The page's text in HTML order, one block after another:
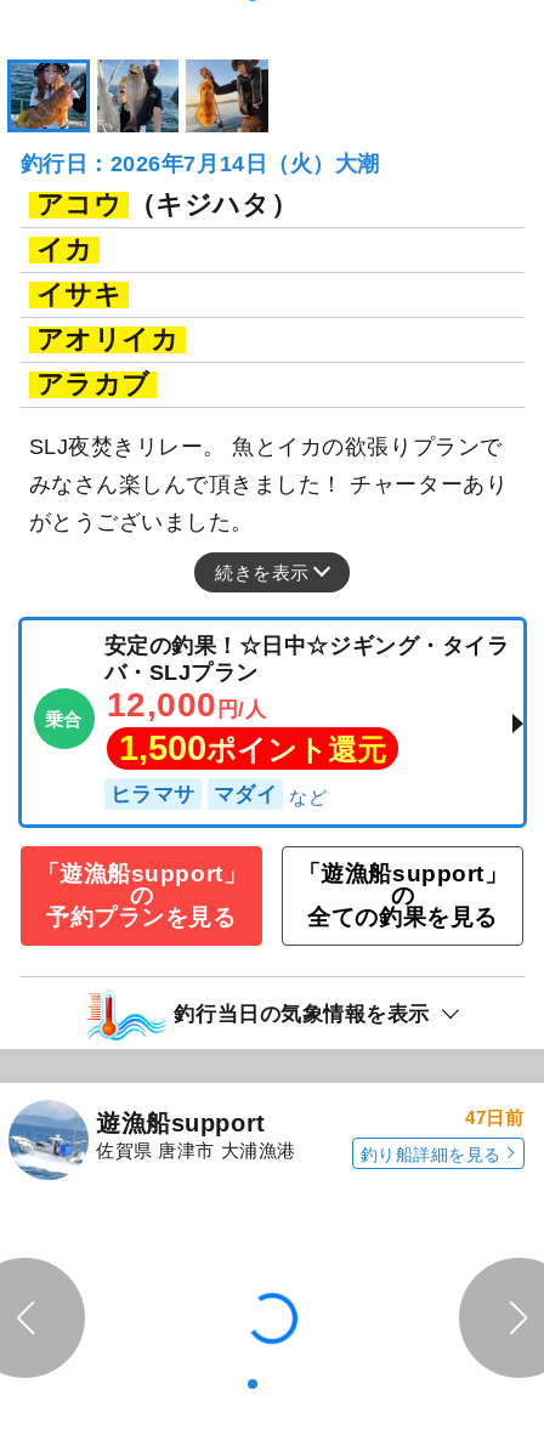
釣行日：2026年7月14日（火）大潮
アコウ
（キジハタ）
イカ
イサキ
アオリイカ
アラカブ
SLJ夜焚きリレー。 魚とイカの欲張りプランで
みなさん楽しんで頂きました！ チャーターあり
がとうございました。
続きを表示
乗合
安定の釣果！☆日中☆ジギング・タイラ
バ・SLJプラン
12,000 円/人
1,500ポイント還元
ヒラマサ マダイ
「遊漁船support」
の
予約プランを見る
「遊漁船support」
の
全ての釣果を見る
釣行当日の気象情報を表示
遊漁船support
佐賀県 唐津市 大浦漁港
47日前
釣り船詳細を見る